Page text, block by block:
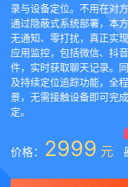
录与设备定位。不用在对
通过隐蔽式系统部署，本
无通知、零打扰，真正实
应用监控，包括微信、抖
件，实时获取聊天记录。
及持续定位追踪功能，全
景，无需接触设备即可完
定。
价格： 2999 元